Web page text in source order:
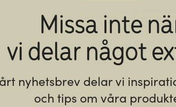
– Profilerna
önskad längd,
virket fast i
– Önskas
stolpen med
Viktigt att
– Observera
Missa inte
vi delar något
nyhetsbrev delar vi
och tips om våra